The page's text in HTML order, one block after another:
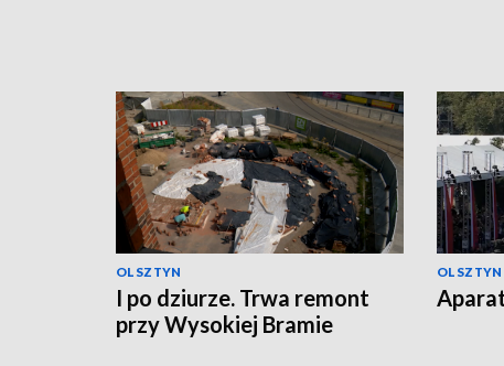
OLSZTYN
I po dziurze. Trwa remont
przy Wysokiej Bramie
OLSZTYN